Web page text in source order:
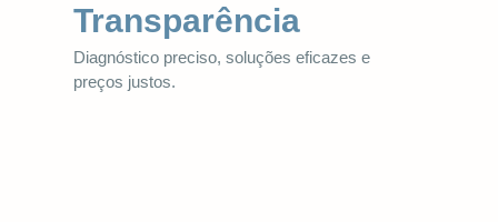
Transparência
Diagnóstico preciso, soluções eficazes e
preços justos.